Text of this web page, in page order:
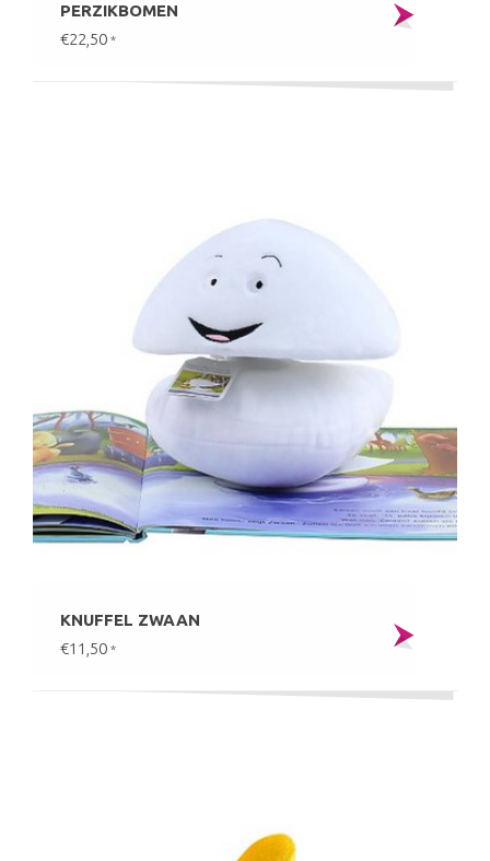
PERZIKBOMEN
€22,50 *
KNUFFEL ZWAAN
€11,50 *